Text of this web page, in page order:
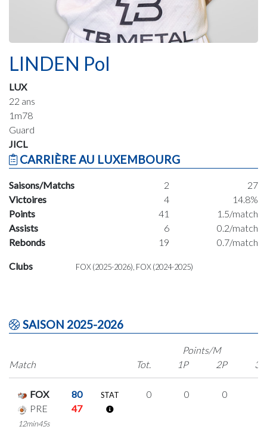
LINDEN Pol
LUX
22 ans
1m78
Guard
JICL
CARRIÈRE AU LUXEMBOURG
Saisons/Matchs 2
27
Victoires
4
14.8%
Points
41
1.5/match
Assists
6
0.2/match
Rebonds
19 0.7/match
Clubs FOX (2025-2026), FOX (2024-2025)
SAISON 2025-2026
Match
Points/M
Tot.
1P 2P 3P
FOX
80
PRE
47
12min45s
STAT 0 0 0